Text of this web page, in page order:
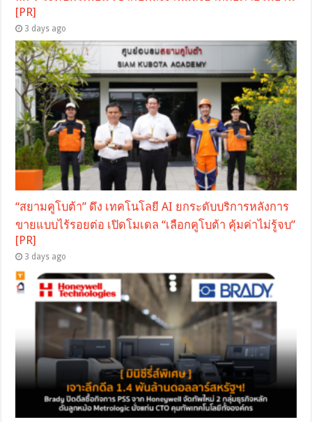
[PR]
3 days ago
“สยามคูโบต้า” ดึง เทคโนโลยี AI ยกระดับบริการหลังการ
ขายแบบไร้รอยต่อ เปิดโมเดล “เลือกคูโบต้า คุ้มค่าไม่รู้จบ”
[PR]
3 days ago